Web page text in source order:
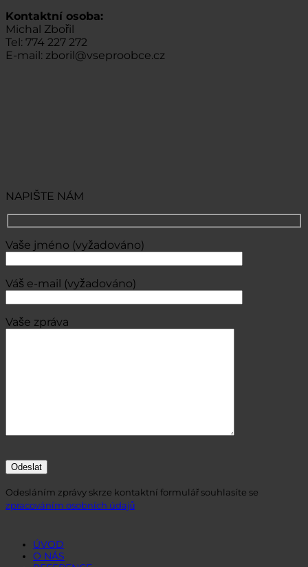
Kontaktní osoba:
Michal Zbořil
Tel: 774 227 272
E-mail: zboril@vseproobce.cz
NAPIŠTE NÁM
Vaše jméno (vyžadováno)
Váš e-mail (vyžadováno)
Vaše zpráva
Odesláním zprávy skrze kontaktní formulář souhlasíte se
zpracováním osobních údajů
ÚVOD
O NÁS